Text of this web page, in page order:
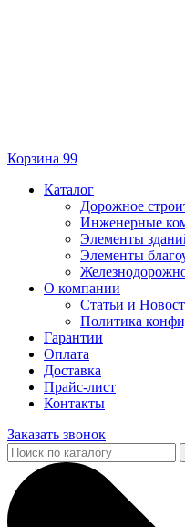
Корзина 99
Каталог
Дорожное
Инженерные
Элементы
Элементы
О компании
Статьи и
Политика
Гарантии
Оплата
Доставка
Прайс-лист
Контакты
Заказать звонок